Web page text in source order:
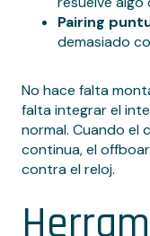
Pairing
demasiado
No hace falta
falta integrar el
normal. Cuando el
continua, el
contra el reloj.